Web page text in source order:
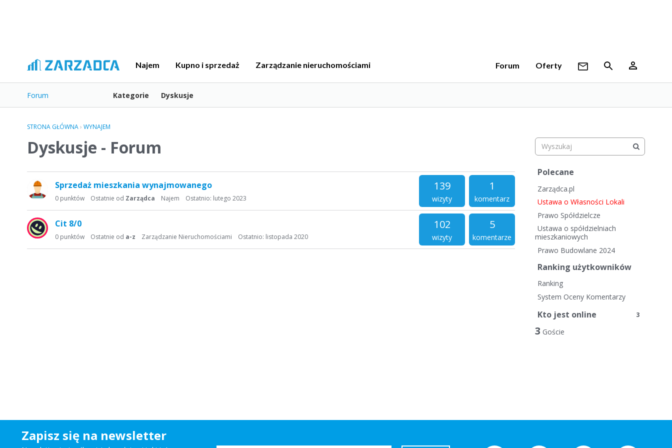
Najem Kupno i sprzedaż Zarządzanie nieruchomościami Forum Oferty
Forum Kategorie Dyskusje
STRONA GŁÓWNA› WYNAJEM
Dyskusje - Forum
s
t
a
d
Sprzedaż mieszkania wynajmowanego 139
wizyty
1
komentarz
0 punktów Ostatnie od Zarządca Ostatnio: lutego 2023
Najem
Cit 8/0 102
wizyty
5
komentarze
0 punktów Ostatnie od a-z Ostatnio: listopada 2020
Zarządzanie Nieruchomościami
S
y
b
k
e
n
k
Polecane
Zarządca.pl
Ustawa o Własności Lokali
Prawo Spółdzielcze
Ustawa o spółdzielniach
mieszkaniowych
Prawo Budowlane 2024
Ranking użytkowników
Ranking
System Oceny Komentarzy
Kto jest online 3
3 Goście
Zapisz się na newsletter